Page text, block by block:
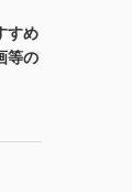
すめ
等の